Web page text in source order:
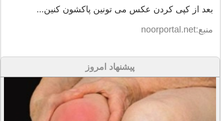
بعد از کپی کردن عکس می تونین پاکشون کنین...
منبع:noorportal.net
پیشنهاد امروز